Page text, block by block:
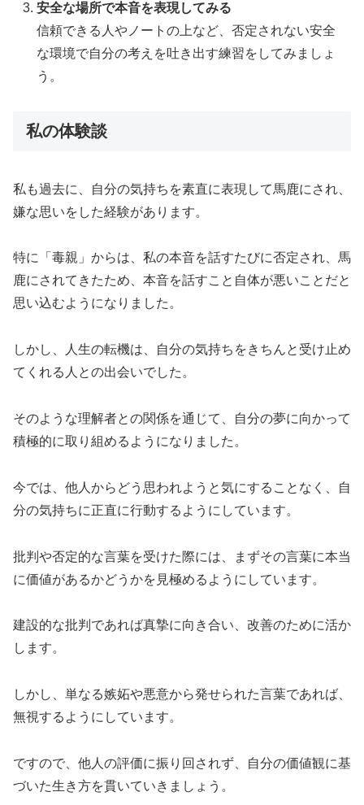
安全な場所で本音を表現してみる
信頼できる人やノートの上など、否定されない安全
な環境で自分の考えを吐き出す練習をしてみましょ
う。
私の体験談
私も過去に、自分の気持ちを素直に表現して馬鹿にされ、
嫌な思いをした経験があります。
特に「毒親」からは、私の本音を話すたびに否定され、馬
鹿にされてきたため、本音を話すこと自体が悪いことだと
思い込むようになりました。
しかし、人生の転機は、自分の気持ちをきちんと受け止め
てくれる人との出会いでした。
そのような理解者との関係を通じて、自分の夢に向かって
積極的に取り組めるようになりました。
今では、他人からどう思われようと気にすることなく、自
分の気持ちに正直に行動するようにしています。
批判や否定的な言葉を受けた際には、まずその言葉に本当
に価値があるかどうかを見極めるようにしています。
建設的な批判であれば真摯に向き合い、改善のために活か
します。
しかし、単なる嫉妬や悪意から発せられた言葉であれば、
無視するようにしています。
ですので、他人の評価に振り回されず、自分の価値観に基
づいた生き方を貫いていきましょう。